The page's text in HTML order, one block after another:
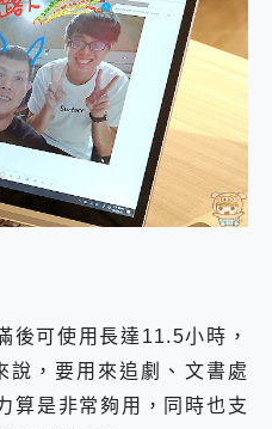
後可使用長達11.5小時，
說，要用來追劇、文書處
算是非常夠用，同時也支